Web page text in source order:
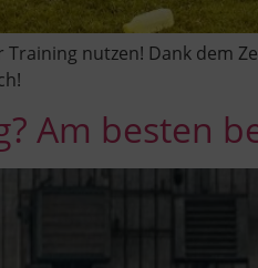
nutzen! Dank dem
Am besten